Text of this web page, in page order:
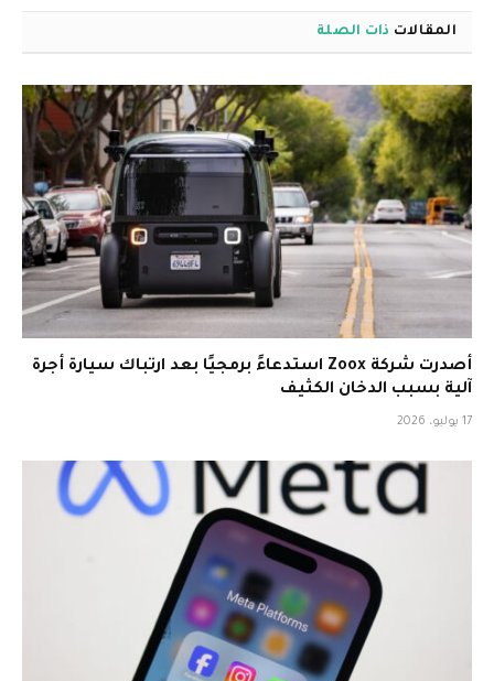
المقالات ذات الصلة
أصدرت شركة Zoox استدعاءً برمجيًا بعد ارتباك سيارة أجرة
آلية بسبب الدخان الكثيف
17 يوليو، 2026